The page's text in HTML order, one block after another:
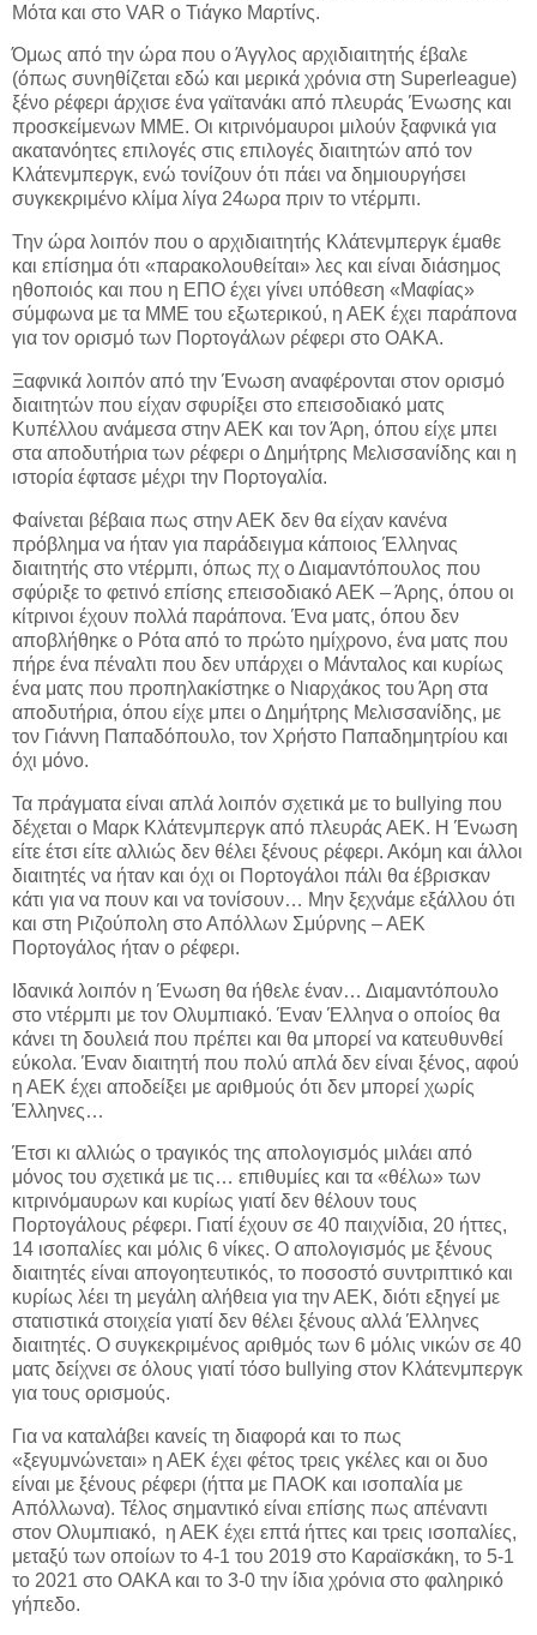
Μότα και στο VAR ο Τιάγκο Μαρτίνς.
Όμως από την ώρα που ο Άγγλος αρχιδιαιτητής έβαλε
(όπως συνηθίζεται εδώ και μερικά χρόνια στη Superleague)
ξένο ρέφερι άρχισε ένα γαϊτανάκι από πλευράς Ένωσης και
προσκείμενων ΜΜΕ. Οι κιτρινόμαυροι μιλούν ξαφνικά για
ακατανόητες επιλογές στις επιλογές διαιτητών από τον
Κλάτενμπεργκ, ενώ τονίζουν ότι πάει να δημιουργήσει
συγκεκριμένο κλίμα λίγα 24ωρα πριν το ντέρμπι.
Την ώρα λοιπόν που ο αρχιδιαιτητής Κλάτενμπεργκ έμαθε
και επίσημα ότι «παρακολουθείται» λες και είναι διάσημος
ηθοποιός και που η ΕΠΟ έχει γίνει υπόθεση «Μαφίας»
σύμφωνα με τα ΜΜΕ του εξωτερικού, η ΑΕΚ έχει παράπονα
για τον ορισμό των Πορτογάλων ρέφερι στο ΟΑΚΑ.
Ξαφνικά λοιπόν από την Ένωση αναφέρονται στον ορισμό
διαιτητών που είχαν σφυρίξει στο επεισοδιακό ματς
Κυπέλλου ανάμεσα στην ΑΕΚ και τον Άρη, όπου είχε μπει
στα αποδυτήρια των ρέφερι ο Δημήτρης Μελισσανίδης και η
ιστορία έφτασε μέχρι την Πορτογαλία.
Φαίνεται βέβαια πως στην ΑΕΚ δεν θα είχαν κανένα
πρόβλημα να ήταν για παράδειγμα κάποιος Έλληνας
διαιτητής στο ντέρμπι, όπως πχ ο Διαμαντόπουλος που
σφύριξε το φετινό επίσης επεισοδιακό ΑΕΚ – Άρης, όπου οι
κίτρινοι έχουν πολλά παράπονα. Ένα ματς, όπου δεν
αποβλήθηκε ο Ρότα από το πρώτο ημίχρονο, ένα ματς που
πήρε ένα πέναλτι που δεν υπάρχει ο Μάνταλος και κυρίως
ένα ματς που προπηλακίστηκε ο Νιαρχάκος του Άρη στα
αποδυτήρια, όπου είχε μπει ο Δημήτρης Μελισσανίδης, με
τον Γιάννη Παπαδόπουλο, τον Χρήστο Παπαδημητρίου και
όχι μόνο.
Τα πράγματα είναι απλά λοιπόν σχετικά με το bullying που
δέχεται ο Μαρκ Κλάτενμπεργκ από πλευράς ΑΕΚ. Η Ένωση
είτε έτσι είτε αλλιώς δεν θέλει ξένους ρέφερι. Ακόμη και άλλοι
διαιτητές να ήταν και όχι οι Πορτογάλοι πάλι θα έβρισκαν
κάτι για να πουν και να τονίσουν… Μην ξεχνάμε εξάλλου ότι
και στη Ριζούπολη στο Απόλλων Σμύρνης – ΑΕΚ
Πορτογάλος ήταν ο ρέφερι.
Ιδανικά λοιπόν η Ένωση θα ήθελε έναν… Διαμαντόπουλο
στο ντέρμπι με τον Ολυμπιακό. Έναν Έλληνα ο οποίος θα
κάνει τη δουλειά που πρέπει και θα μπορεί να κατευθυνθεί
εύκολα. Έναν διαιτητή που πολύ απλά δεν είναι ξένος, αφού
η ΑΕΚ έχει αποδείξει με αριθμούς ότι δεν μπορεί χωρίς
Έλληνες…
Έτσι κι αλλιώς ο τραγικός της απολογισμός μιλάει από
μόνος του σχετικά με τις… επιθυμίες και τα «θέλω» των
κιτρινόμαυρων και κυρίως γιατί δεν θέλουν τους
Πορτογάλους ρέφερι. Γιατί έχουν σε 40 παιχνίδια, 20 ήττες,
14 ισοπαλίες και μόλις 6 νίκες. Ο απολογισμός με ξένους
διαιτητές είναι απογοητευτικός, το ποσοστό συντριπτικό και
κυρίως λέει τη μεγάλη αλήθεια για την ΑΕΚ, διότι εξηγεί με
στατιστικά στοιχεία γιατί δεν θέλει ξένους αλλά Έλληνες
διαιτητές. Ο συγκεκριμένος αριθμός των 6 μόλις νικών σε 40
ματς δείχνει σε όλους γιατί τόσο bullying στον Κλάτενμπεργκ
για τους ορισμούς.
Για να καταλάβει κανείς τη διαφορά και το πως
«ξεγυμνώνεται» η ΑΕΚ έχει φέτος τρεις γκέλες και οι δυο
είναι με ξένους ρέφερι (ήττα με ΠΑΟΚ και ισοπαλία με
Απόλλωνα). Τέλος σημαντικό είναι επίσης πως απέναντι
στον Ολυμπιακό, η ΑΕΚ έχει επτά ήττες και τρεις ισοπαλίες,
μεταξύ των οποίων το 4-1 του 2019 στο Καραϊσκάκη, το 5-1
το 2021 στο ΟΑΚΑ και το 3-0 την ίδια χρόνια στο φαληρικό
γήπεδο.